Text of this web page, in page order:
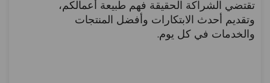
تقتضي الشراكة الحقيقة فهم طبيعة أعمالكم،
وتقديم أحدث الابتكارات وأفضل المنتجات
والخدمات في كل يوم.